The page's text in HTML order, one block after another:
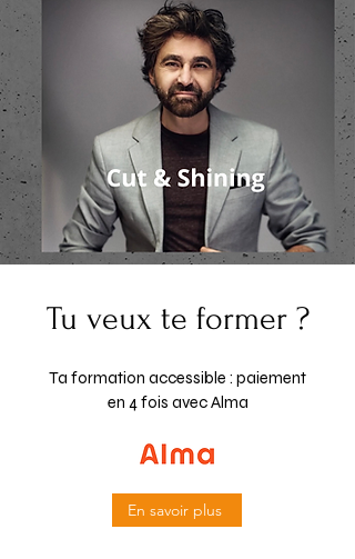
Tu veux te former ?
Ta formation accessible : paiement
en 4 fois avec Alma
En savoir plus